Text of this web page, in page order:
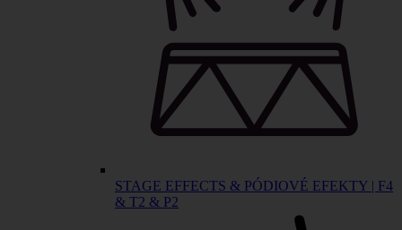
STAGE EFFECTS & PÓDIOVÉ EFEKTY | F4
& T2 & P2